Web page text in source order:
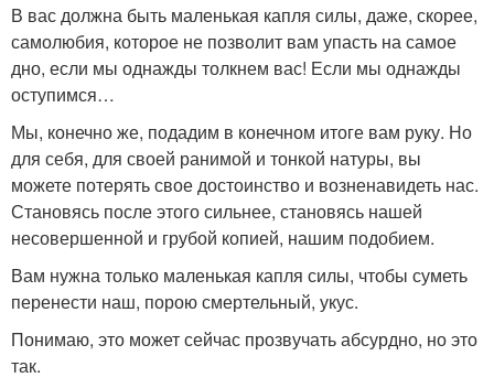
В вас должна быть маленькая капля силы, даже, скорее,
самолюбия, которое не позволит вам упасть на самое
дно, если мы однажды толкнем вас! Если мы однажды
оступимся…
Мы, конечно же, подадим в конечном итоге вам руку. Но
для себя, для своей ранимой и тонкой натуры, вы
можете потерять свое достоинство и возненавидеть нас.
Становясь после этого сильнее, становясь нашей
несовершенной и грубой копией, нашим подобием.
Вам нужна только маленькая капля силы, чтобы суметь
перенести наш, порою смертельный, укус.
Понимаю, это может сейчас прозвучать абсурдно, но это
так.